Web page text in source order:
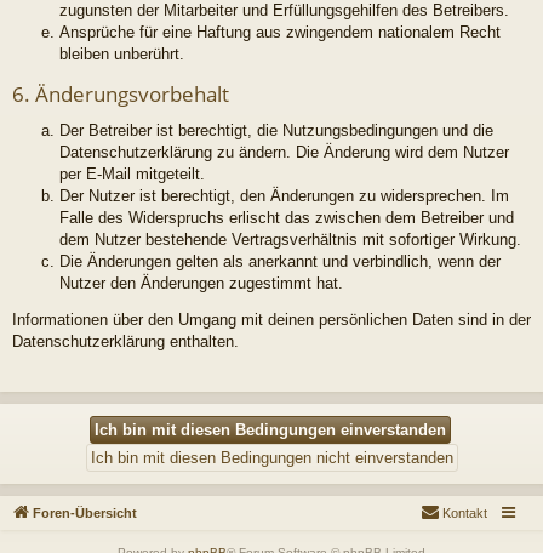
zugunsten der Mitarbeiter und Erfüllungsgehilfen des Betreibers.
Ansprüche für eine Haftung aus zwingendem nationalem Recht
bleiben unberührt.
6. Änderungsvorbehalt
Der Betreiber ist berechtigt, die Nutzungsbedingungen und die
Datenschutzerklärung zu ändern. Die Änderung wird dem Nutzer
per E-Mail mitgeteilt.
Der Nutzer ist berechtigt, den Änderungen zu widersprechen. Im
Falle des Widerspruchs erlischt das zwischen dem Betreiber und
dem Nutzer bestehende Vertragsverhältnis mit sofortiger Wirkung.
Die Änderungen gelten als anerkannt und verbindlich, wenn der
Nutzer den Änderungen zugestimmt hat.
Informationen über den Umgang mit deinen persönlichen Daten sind in der
Datenschutzerklärung enthalten.
Foren-Übersicht Kontakt